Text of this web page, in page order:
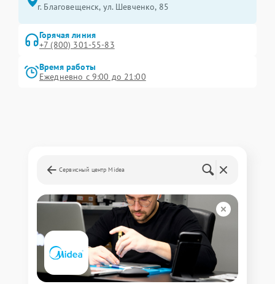
г. Благовещенск, ул. Шевченко, 85
Горячая линия
+7 (800) 301-55-83
Время работы
Ежедневно с 9:00 до 21:00
Сервисный центр Midea